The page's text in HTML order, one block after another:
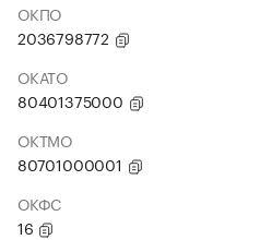
ОКПО
2036798772
ОКАТО
80401375000
ОКТМО
80701000001
ОКФС
16